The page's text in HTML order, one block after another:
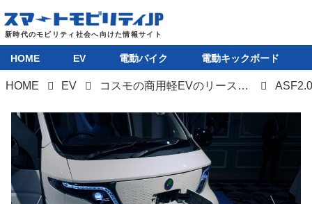
EV
電動バイク
HOME EV 電動バイク 電動キックボード
HOME EV コスモの商用軽EVのリースに採用された「ASF2.0」を試乗、至れり尽くせりの装備に感心 ASF2.0